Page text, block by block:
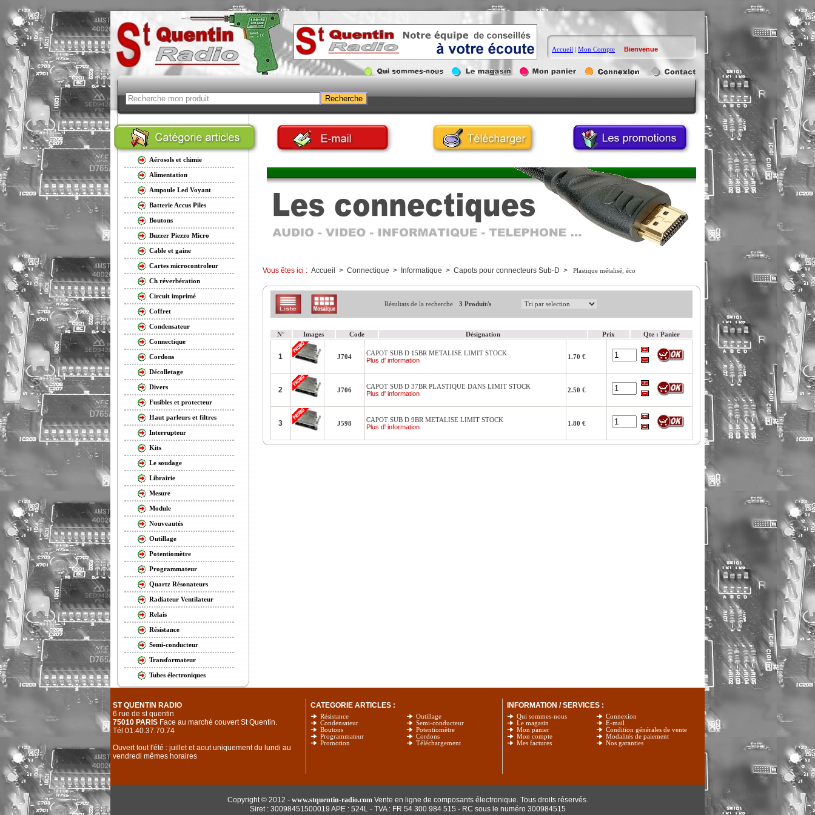
Accueil | Mon Compte Bienvenue
Aérosols et chimie
Alimentation
Ampoule Led Voyant
Batterie Accus Piles
Boutons
Buzzer Piezzo Micro
Cable et gaine
Cartes microcontroleur
Ch réverbération
Circuit imprimé
Coffret
Condensateur
Connectique
Cordons
Décolletage
Divers
Fusibles et protecteur
Haut parleurs et filtres
Interrupteur
Kits
Le soudage
Librairie
Mesure
Module
Nouveautés
Outillage
Potentiomètre
Programmateur
Quartz Résonateurs
Radiateur Ventilateur
Relais
Résistance
Semi-conducteur
Transformateur
Tubes électroniques
Vous êtes ici : Accueil > Connectique > Informatique > Capots pour connecteurs Sub-D > Plastique métalisé, éco
Résultats de la recherche 3 Produit/s
N° Images Code Désignation Prix Qte : Panier
1 J704
CAPOT SUB D 15BR METALISE LIMIT STOCK
Plus d' information
1.70 €
2 J706
CAPOT SUB D 37BR PLASTIQUE DANS LIMIT STOCK
Plus d' information
2.50 €
3 J598
CAPOT SUB D 9BR METALISE LIMIT STOCK
Plus d' information
1.80 €
ST QUENTIN RADIO
6 rue de st quentin
75010 PARIS Face au marché couvert St Quentin.
Tél 01.40.37.70.74
Ouvert tout l'été : juillet et aout uniquement du lundi au
vendredi mêmes horaires
CATEGORIE ARTICLES :
Résistance
Condensateur
Boutons
Programmateur
Promotion
Outillage
Semi-conducteur
Potentiomètre
Cordons
Téléchargement
INFORMATION / SERVICES :
Qui sommes-nous
Le magasin
Mon panier
Mon compte
Mes factures
Connexion
E-mail
Condition générales de vente
Modalités de paiement
Nos garanties
Copyright © 2012 - www.stquentin-radio.comVente en ligne de composants électronique. Tous droits réservés.
Siret : 30098451500019 APE : 524L - TVA : FR 54 300 984 515 - RC sous le numéro 300984515